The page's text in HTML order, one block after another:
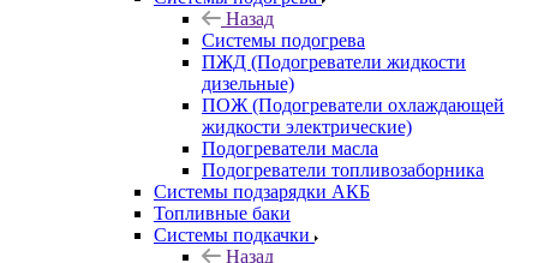
Назад
Системы подогрева
ПЖД (Подогреватели жидкости
дизельные)
ПОЖ (Подогреватели охлаждающей
жидкости электрические)
Подогреватели масла
Подогреватели топливозаборника
Системы подзарядки АКБ
Топливные баки
Системы подкачки
Назад